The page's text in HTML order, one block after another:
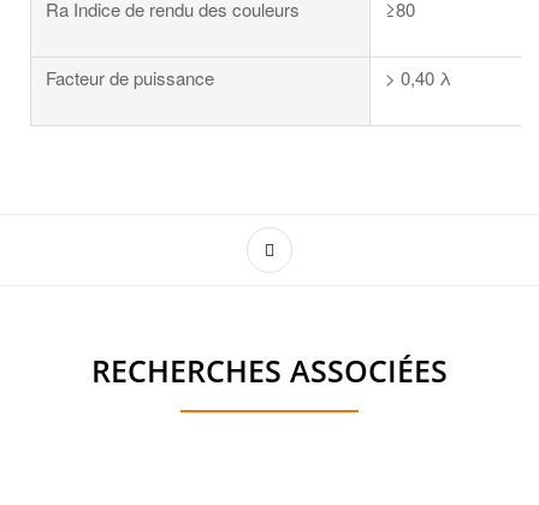
Ra Indice de rendu des couleurs ≥80
Facteur de puissance > 0,40 λ
RECHERCHES ASSOCIÉES